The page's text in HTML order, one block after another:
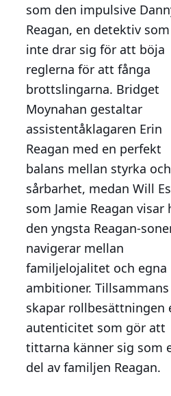
som den impulsive
Reagan, en detektiv som
inte drar sig för att böja
reglerna för att fånga
brottslingarna. Bridget
Moynahan gestaltar
assistentåklagaren Erin
Reagan med en perfekt
balans mellan styrka och
sårbarhet, medan Will
som Jamie Reagan visar
den yngsta Reagan-
navigerar mellan
familjelojalitet och egna
ambitioner. Tillsammans
skapar rollbesättningen
autenticitet som gör att
tittarna känner sig som
del av familjen Reagan.